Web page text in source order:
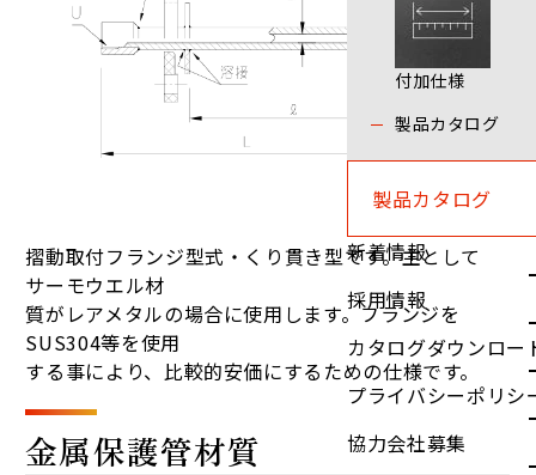
付加仕様
製品カタログ
製品カタログ
新着情報
採用情報
カタログダウンロー
プライバシーポリシ
協力会社募集
摺動取付フランジ型式・くり貫き型です。主として
サーモウエル材
質がレアメタルの場合に使用します。フランジを
SUS304等を使用
する事により、比較的安価にするための仕様です。
金属保護管材質